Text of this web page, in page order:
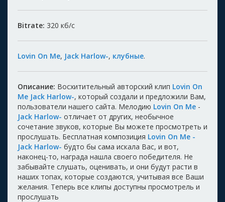
Bitrate: 320 кб/с
Lovin On Me, Jack Harlow-, клубные.
Описание: Восхитительный авторский клип Lovin On
Me Jack Harlow-, который создали и предложили Вам,
пользователи нашего сайта. Мелодию Lovin On Me -
Jack Harlow- отличает от других, необычное
сочетание звуков, которые Вы можете просмотреть и
прослушать. Бесплатная композиция Lovin On Me -
Jack Harlow- будто бы сама искала Вас, и вот,
наконец-то, награда нашла своего победителя. Не
забывайте слушать, оценивать, и они будут расти в
наших топах, которые создаются, учитывая все Ваши
желания. Теперь все клипы доступны просмотрель и
прослушать